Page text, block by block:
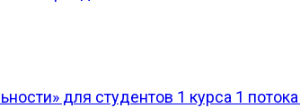
для студентов 1 курса 1